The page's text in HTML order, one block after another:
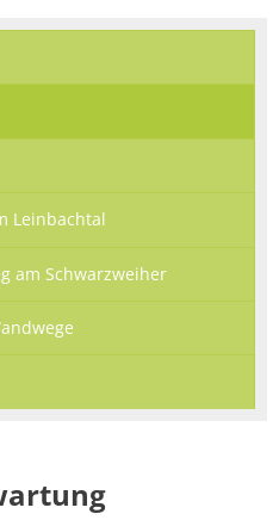
Leinbachtal
am Schwarzweiher